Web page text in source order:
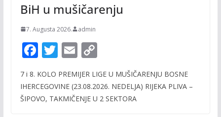
BiH u mušičarenju
7. Augusta 2026. admin
F
ac
e
b
T
w
itt
er
E
m
ai
l
C
p
y
7 i 8. KOLO PREMIJER LIGE U MUŠIČARENJU BOSNE
IHERCEGOVINE (23.08.2026. NEDELJA) RIJEKA PLIVA –
ŠIPOVO, TAKMIČENJE U 2 SEKTORA